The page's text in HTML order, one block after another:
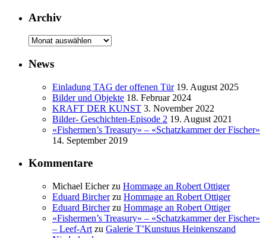
Archiv
Archiv
News
Einladung TAG der offenen Tür 19. August 2025
Bilder und Objekte 18. Februar 2024
KRAFT DER KUNST 3. November 2022
Bilder- Geschichten-Episode 2 19. August 2021
«Fishermen’s Treasury» – «Schatzkammer der Fischer»
14. September 2019
Kommentare
Michael Eicherzu Hommage an Robert Ottiger
Eduard Bircherzu Hommage an Robert Ottiger
Eduard Bircherzu Hommage an Robert Ottiger
«Fishermen’s Treasury» – «Schatzkammer der Fischer»
– Leef-Art zu Galerie T’Kunstuus Heinkenszand